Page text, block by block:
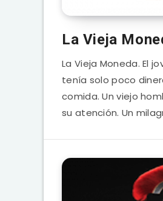
La Vieja
La Vieja Moneda. El
tenía solo poco
comida. Un viejo
su atención. Un